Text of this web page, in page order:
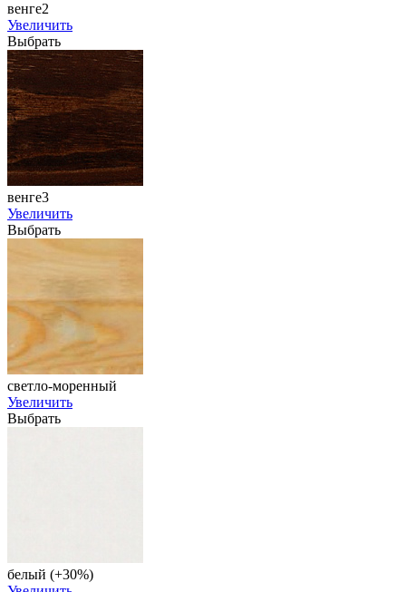
венге2
Увеличить
Выбрать
венге3
Увеличить
Выбрать
светло-моренный
Увеличить
Выбрать
белый (+30%)